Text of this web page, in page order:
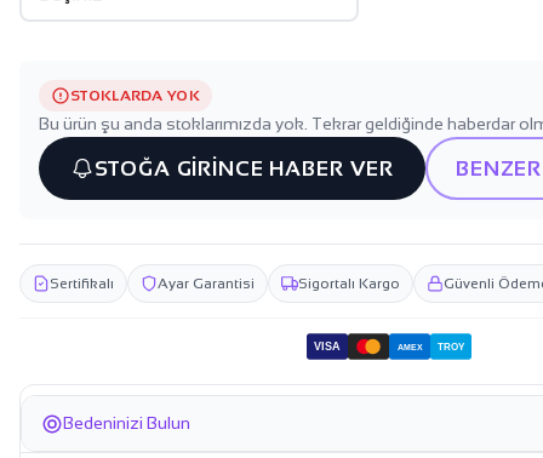
STOKLARDA YOK
Bu ürün şu anda stoklarımızda yok. Tekrar geldiğinde haberdar
STOĞA GİRİNCE HABER VER
Sertifikalı Ayar Garantisi Sigortalı Kargo Güvenli
VISA AMEX TROY
Bedeninizi Bulun